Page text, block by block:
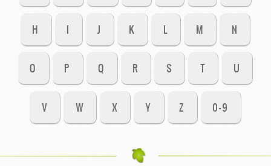
H I J K L M N
O P Q R S T U
V W X Y Z 0-9